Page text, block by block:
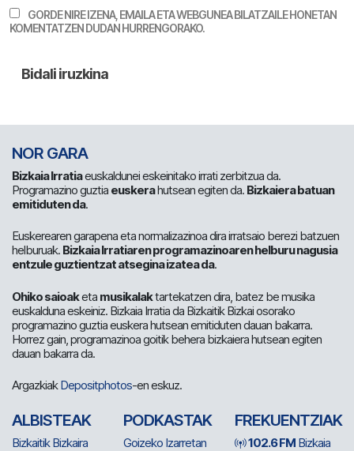
GORDE NIRE IZENA, EMAILA ETA WEBGUNEA BILATZAILE HONETAN
KOMENTATZEN DUDAN HURRENGORAKO.
NOR GARA
Bizkaia Irratiaeuskaldunei eskeinitako irrati zerbitzua da.
Programazino guztia euskerahutsean egiten da. Bizkaiera batuan
emitiduten da.
Euskerearen garapena eta normalizazinoa dira irratsaio berezi batzuen
helburuak. Bizkaia Irratiaren programazinoaren helburu nagusia
entzule guztientzat atsegina izatea da.
Ohiko saioaketa musikalaktartekatzen dira, batez be musika
euskalduna eskeiniz. Bizkaia Irratia da Bizkaitik Bizkai osorako
programazino guztia euskera hutsean emitiduten dauan bakarra.
Horrez gain, programazinoa goitik behera bizkaiera hutsean egiten
dauan bakarra da.
ArgazkiakDepositphotos-en eskuz.
ALBISTEAK
Bizkaitik Bizkaira
PODKASTAK
Goizeko Izarretan
FREKUENTZIAK
102.6 FM Bizkaia